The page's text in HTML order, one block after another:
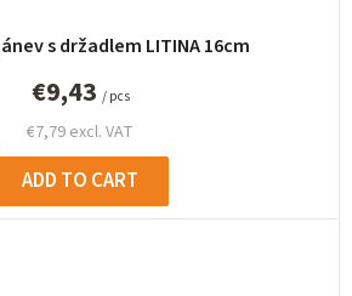
s držadlem LITINA 16cm
€7,79 excl. VAT
€9,43 / pcs
ADD TO CART